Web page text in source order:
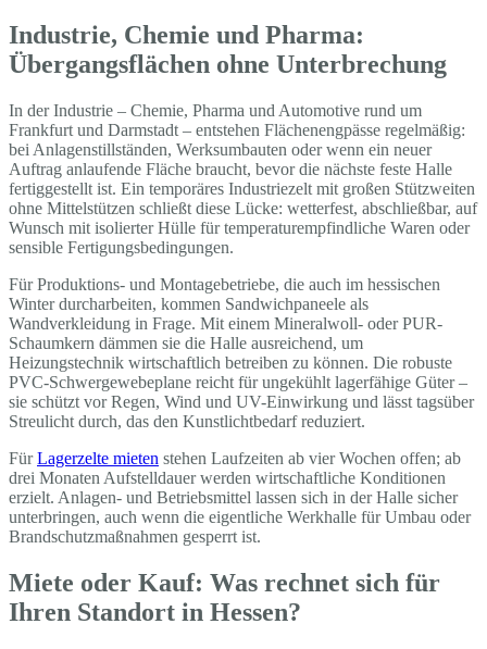
Industrie, Chemie und Pharma:
Übergangsflächen ohne Unterbrechung
In der Industrie – Chemie, Pharma und Automotive rund um
Frankfurt und Darmstadt – entstehen Flächenengpässe regelmäßig:
bei Anlagenstillständen, Werksumbauten oder wenn ein neuer
Auftrag anlaufende Fläche braucht, bevor die nächste feste Halle
fertiggestellt ist. Ein temporäres Industriezelt mit großen Stützweiten
ohne Mittelstützen schließt diese Lücke: wetterfest, abschließbar, auf
Wunsch mit isolierter Hülle für temperaturempfindliche Waren oder
sensible Fertigungsbedingungen.
Für Produktions- und Montagebetriebe, die auch im hessischen
Winter durcharbeiten, kommen Sandwichpaneele als
Wandverkleidung in Frage. Mit einem Mineralwoll- oder PUR-
Schaumkern dämmen sie die Halle ausreichend, um
Heizungstechnik wirtschaftlich betreiben zu können. Die robuste
PVC-Schwergewebeplane reicht für ungekühlt lagerfähige Güter –
sie schützt vor Regen, Wind und UV-Einwirkung und lässt tagsüber
Streulicht durch, das den Kunstlichtbedarf reduziert.
FürLagerzelte mieten stehen Laufzeiten ab vier Wochen offen; ab
drei Monaten Aufstelldauer werden wirtschaftliche Konditionen
erzielt. Anlagen- und Betriebsmittel lassen sich in der Halle sicher
unterbringen, auch wenn die eigentliche Werkhalle für Umbau oder
Brandschutzmaßnahmen gesperrt ist.
Miete oder Kauf: Was rechnet sich für
Ihren Standort in Hessen?